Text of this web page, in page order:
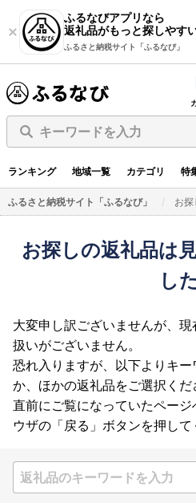
ふるなびアプリなら
返礼品がもっと探しやす
ふるさと納税サイト「ふるなび」
キーワードを入力
ランキング 地域一覧 カテゴリ 特
ふるさと納税サイト「ふるなび」 お
お探しの返礼品は
した
大変申し訳ございませんが、
扱いがございません。
恐れ入りますが、以下よりキ
か、ほかの返礼品をご選択くだ
直前にご覧になっていたペー
ウザの「戻る」ボタンを押して